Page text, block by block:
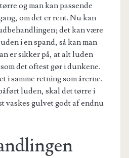
og man kan passende
om det er rent. Nu kan
det kan være
i en spand, så kan man
er sikker på, at alt luden
det oftest gør i dunkene.
i samme retning som årerne.
luden, skal det tørre i
vaskes gulvet godt af endnu